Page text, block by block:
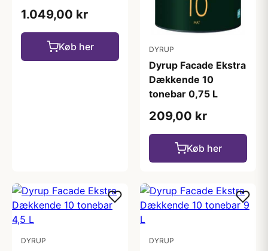
1.049,00 kr
Køb her DYRUP
Dyrup Facade Ekstra
Dækkende 10
tonebar 0,75 L
209,00 kr
Køb her
DYRUP DYRUP